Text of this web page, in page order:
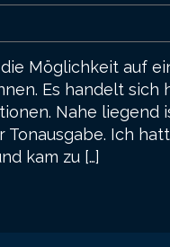
Möglichkeit auf
Es handelt sich
Nahe liegend
Tonausgabe. Ich
kam zu […]